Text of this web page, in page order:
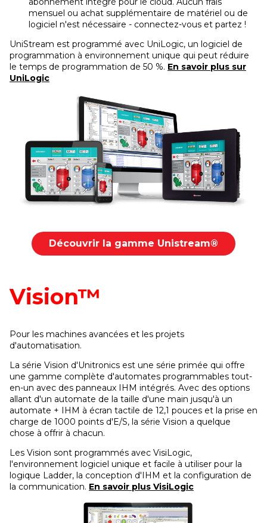
mensuel ou achat supplémentaire de matériel ou de
logiciel n'est nécessaire - connectez-vous et partez !
UniStream est programmé avec UniLogic, un logiciel de
programmation à environnement unique qui peut réduire
le temps de programmation de 50 %. En savoir plus sur
UniLogic
Découvrir la gamme Unistream®
Vision™
Pour les machines avancées et les projets
d'automatisation.
La série Vision d'Unitronics est une série primée qui offre
une gamme complète d'automates programmables tout-
en-un avec des panneaux IHM intégrés. Avec des options
allant d'un automate de la taille d'une main jusqu'à un
automate + IHM à écran tactile de 12,1 pouces et la prise en
charge de 1000 points d'E/S, la série Vision a quelque
chose à offrir à chacun.
Les Vision sont programmés avec VisiLogic,
l'environnement logiciel unique et facile à utiliser pour la
logique Ladder, la conception d'IHM et la configuration de
la communication. En savoir plus VisiLogic